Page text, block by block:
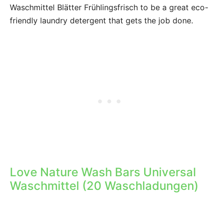
Waschmittel Blätter Frühlingsfrisch to be a great eco-
friendly laundry detergent that gets the job done.
Love Nature Wash Bars Universal
Waschmittel (20 Waschladungen)